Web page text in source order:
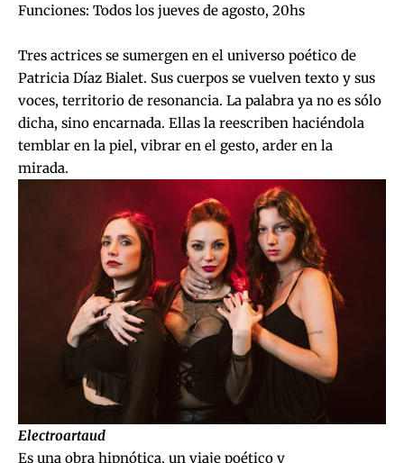
Funciones: Todos los jueves de agosto, 20hs
Tres actrices se sumergen en el universo poético de
Patricia Díaz Bialet. Sus cuerpos se vuelven texto y sus
voces, territorio de resonancia. La palabra ya no es sólo
dicha, sino encarnada. Ellas la reescriben haciéndola
temblar en la piel, vibrar en el gesto, arder en la
mirada.
Electroartaud
Es una obra hipnótica, un viaje poético y